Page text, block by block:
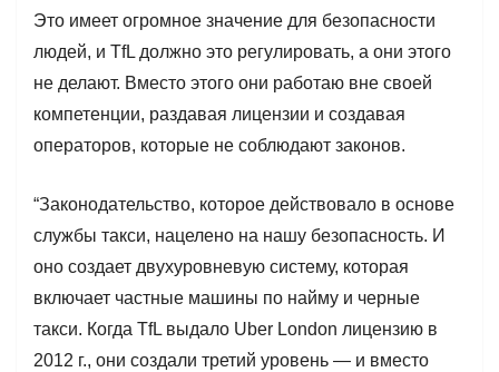
Это имеет огромное значение для безопасности
людей, и TfL должно это регулировать, а они этого
не делают. Вместо этого они работаю вне своей
компетенции, раздавая лицензии и создавая
операторов, которые не соблюдают законов.
“Законодательство, которое действовало в основе
службы такси, нацелено на нашу безопасность. И
оно создает двухуровневую систему, которая
включает частные машины по найму и черные
такси. Когда TfL выдало Uber London лицензию в
2012 г., они создали третий уровень — и вместо